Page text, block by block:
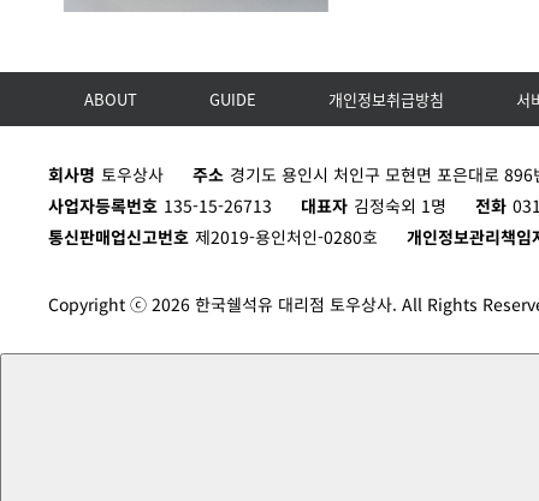
ABOUT GUIDE 개인정보취급방침 서
회사명 토우상사 주소 경기도 용인시 처인구 모현면 포은대로
사업자등록번호 135-15-26713 대표자 김정숙외 1명 전화
통신판매업신고번호 제2019-용인처인-0280호 개인정보관리책임
Copyright ⓒ 2026 한국쉘석유 대리점 토우상사. All Rights